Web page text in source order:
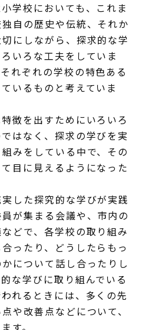
学校においても、これま
自の歴史や伝統、それか
にしながら、探求的な学
いろな工夫をしていま
れぞれの学校の特色ある
いるものと考えていま
徴を出すためにいろいろ
はなく、探求の学びを実
みをしている中で、その
目に見えるようになった
した探究的な学びが実践
が集まる会議や、市内の
どで、各学校の取り組み
ったり、どうしたらもっ
について話し合ったりし
な学びに取り組んでいる
れるときには、多くの先
や改善点などについて、
す。